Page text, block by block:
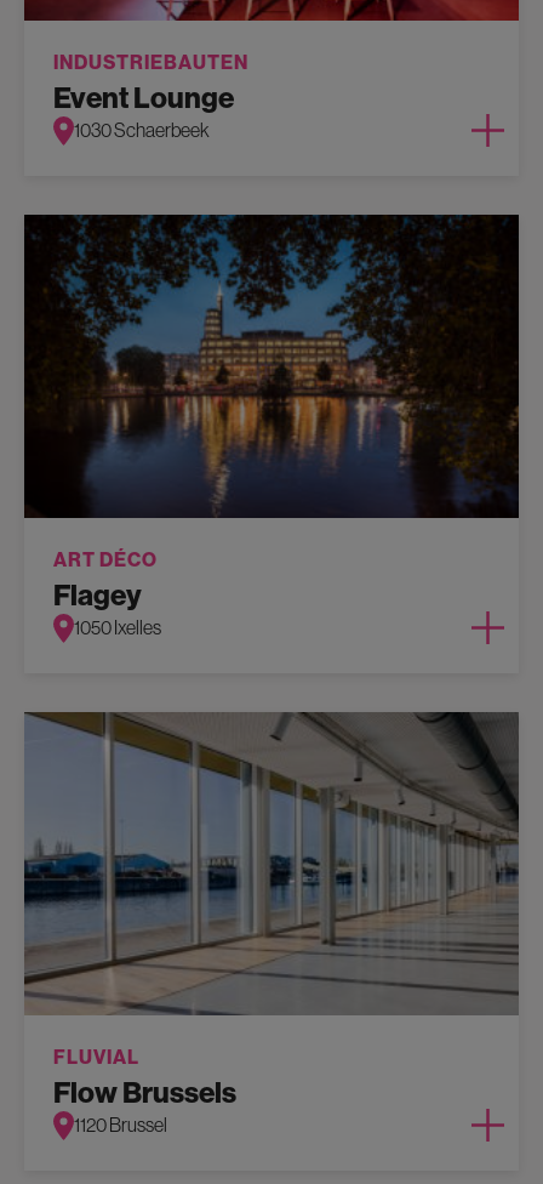
INDUSTRIEBAUTEN
Event Lounge
1030 Schaerbeek
ART DÉCO
Flagey
1050 Ixelles
FLUVIAL
Flow Brussels
1120 Brussel